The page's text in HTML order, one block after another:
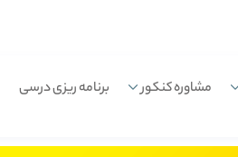
مشاوره کنکور برنامه ریزی درسی